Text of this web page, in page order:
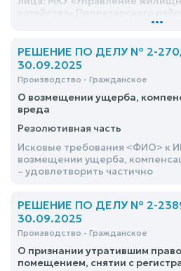
администрация Октябрьского
выселении и снятии с
удовлетворить частично
...
РЕШЕНИЕ ПО ДЕЛУ № 2-
30.09.2025
Производство - Гражданское
О возмещении ущерба,
вреда
Резолютивная часть
Исковые требования <ФИО> к
возмещении ущерба,
– удовлетворить частично
РЕШЕНИЕ ПО ДЕЛУ № 2-
30.09.2025
Производство - Гражданское
О признании утратившим
помещением, снятии с